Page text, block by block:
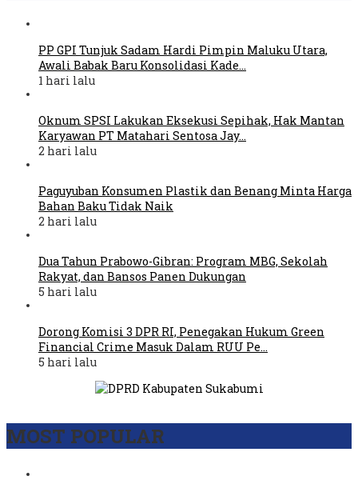
PP GPI Tunjuk Sadam Hardi Pimpin Maluku Utara,
Awali Babak Baru Konsolidasi Kade…
1 hari lalu
Oknum SPSI Lakukan Eksekusi Sepihak, Hak Mantan
Karyawan PT Matahari Sentosa Jay…
2 hari lalu
Paguyuban Konsumen Plastik dan Benang Minta Harga
Bahan Baku Tidak Naik
2 hari lalu
Dua Tahun Prabowo-Gibran: Program MBG, Sekolah
Rakyat, dan Bansos Panen Dukungan
5 hari lalu
Dorong Komisi 3 DPR RI, Penegakan Hukum Green
Financial Crime Masuk Dalam RUU Pe…
5 hari lalu
MOST POPULAR